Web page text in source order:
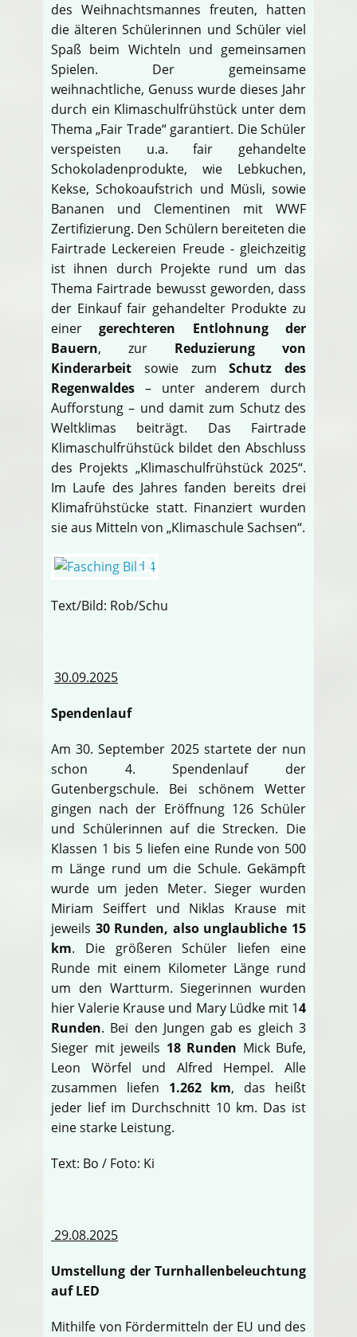
des Weihnachtsmannes freuten, hatten
die älteren Schülerinnen und Schüler viel
Spaß beim Wichteln und gemeinsamen
Spielen. Der gemeinsame
weihnachtliche, Genuss wurde dieses Jahr
durch ein Klimaschulfrühstück unter dem
Thema „Fair Trade“ garantiert. Die Schüler
verspeisten u.a. fair gehandelte
Schokoladenprodukte, wie Lebkuchen,
Kekse, Schokoaufstrich und Müsli, sowie
Bananen und Clementinen mit WWF
Zertifizierung. Den Schülern bereiteten die
Fairtrade Leckereien Freude - gleichzeitig
ist ihnen durch Projekte rund um das
Thema Fairtrade bewusst geworden, dass
der Einkauf fair gehandelter Produkte zu
einergerechteren Entlohnung der
Bauern, zur Reduzierung von
Kinderarbeit sowie zumSchutz des
Regenwaldes – unter anderem durch
Aufforstung – und damit zum Schutz des
Weltklimas beiträgt. Das Fairtrade
Klimaschulfrühstück bildet den Abschluss
des Projekts „Klimaschulfrühstück 2025“.
Im Laufe des Jahres fanden bereits drei
Klimafrühstücke statt. Finanziert wurden
sie aus Mitteln von „Klimaschule Sachsen“.
Text/Bild: Rob/Schu
30.09.2025
Spendenlauf
Am 30. September 2025 startete der nun
schon 4. Spendenlauf der
Gutenbergschule. Bei schönem Wetter
gingen nach der Eröffnung 126 Schüler
und Schülerinnen auf die Strecken. Die
Klassen 1 bis 5 liefen eine Runde von 500
m Länge rund um die Schule. Gekämpft
wurde um jeden Meter. Sieger wurden
Miriam Seiffert und Niklas Krause mit
jeweils 30 Runden, also unglaubliche 15
km. Die größeren Schüler liefen eine
Runde mit einem Kilometer Länge rund
um den Wartturm. Siegerinnen wurden
hier Valerie Krause und Mary Lüdke mit 14
Runden. Bei den Jungen gab es gleich 3
Sieger mit jeweils 18 Runden Mick Bufe,
Leon Wörfel und Alfred Hempel. Alle
zusammen liefen 1.262 km, das heißt
jeder lief im Durchschnitt 10 km. Das ist
eine starke Leistung.
Text: Bo / Foto: Ki
29.08.2025
Umstellung der Turnhallenbeleuchtung
auf LED
Mithilfe von Fördermitteln der EU und des